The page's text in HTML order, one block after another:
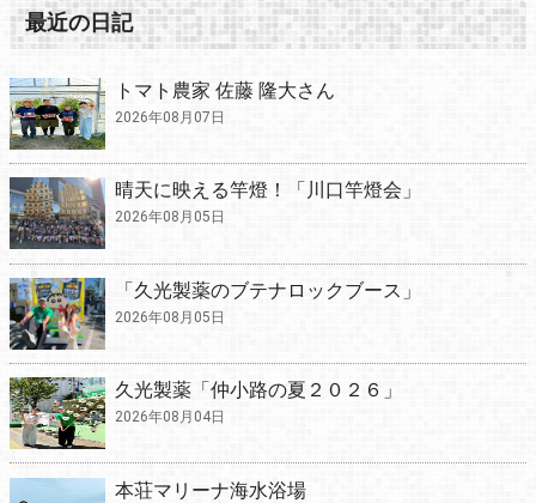
最近の日記
トマト農家 佐藤 隆大さん
2026年08月07日
晴天に映える竿燈！「川口竿燈会」
2026年08月05日
「久光製薬のブテナロックブース」
2026年08月05日
久光製薬「仲小路の夏２０２６」
2026年08月04日
本荘マリーナ海水浴場